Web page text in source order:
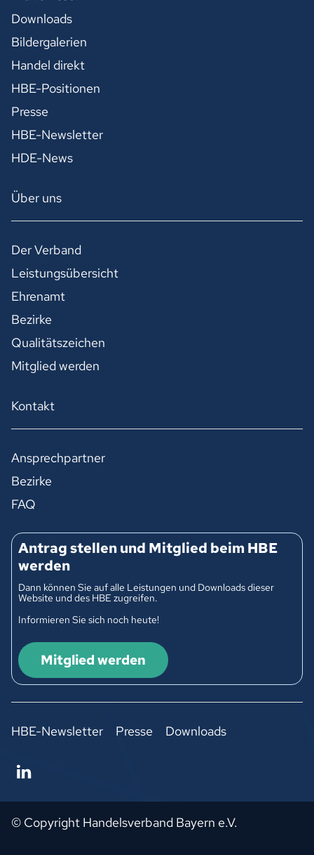
Downloads
Bildergalerien
Handel direkt
HBE-Positionen
Presse
HBE-Newsletter
HDE-News
Über uns
Der Verband
Leistungsübersicht
Ehrenamt
Bezirke
Qualitätszeichen
Mitglied werden
Kontakt
Ansprechpartner
Bezirke
FAQ
Antrag stellen und Mitglied beim HBE
werden
Dann können Sie auf alle Leistungen und Downloads dieser
Website und des HBE zugreifen.
Informieren Sie sich noch heute!
Mitglied werden
HBE-Newsletter Presse Downloads
© Copyright Handelsverband Bayern e.V.